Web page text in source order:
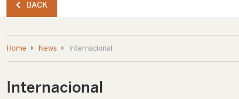
BACK
Home News Internacional
Internacional